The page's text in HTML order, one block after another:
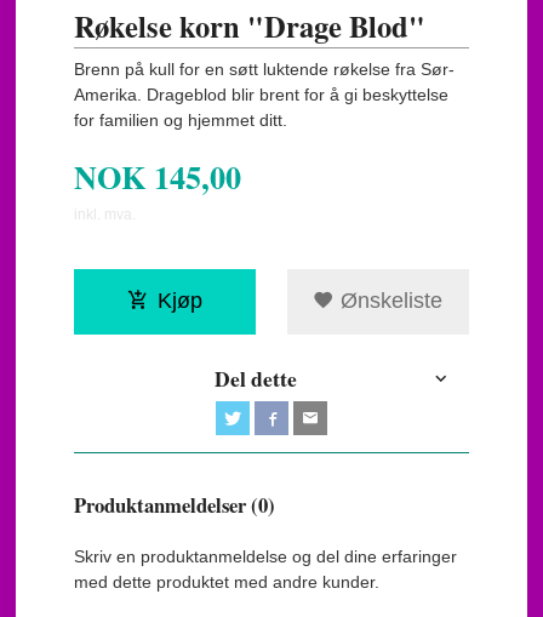
Røkelse korn "Drage Blod"
Brenn på kull for en søtt luktende røkelse fra Sør-
Amerika. Drageblod blir brent for å gi beskyttelse
for familien og hjemmet ditt.
NOK 145,00
inkl. mva.
Kjøp Ønskeliste
Del dette
Produktanmeldelser (0)
Skriv en produktanmeldelse og del dine erfaringer
med dette produktet med andre kunder.